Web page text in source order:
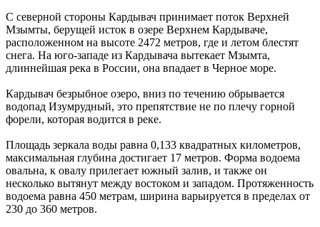
С северной стороны Кардывач принимает поток Верхней
Мзымты, берущей исток в озере Верхнем Кардываче,
расположенном на высоте 2472 метров, где и летом блестят
снега. На юго-западе из Кардывача вытекает Мзымта,
длиннейшая река в России, она впадает в Черное море.
Кардывач безрыбное озеро, вниз по течению обрывается
водопад Изумрудный, это препятствие не по плечу горной
форели, которая водится в реке.
Площадь зеркала воды равна 0,133 квадратных километров,
максимальная глубина достигает 17 метров. Форма водоема
овальна, к овалу прилегает южный залив, и также он
несколько вытянут между востоком и западом. Протяженность
водоема равна 450 метрам, ширина варьируется в пределах от
230 до 360 метров.